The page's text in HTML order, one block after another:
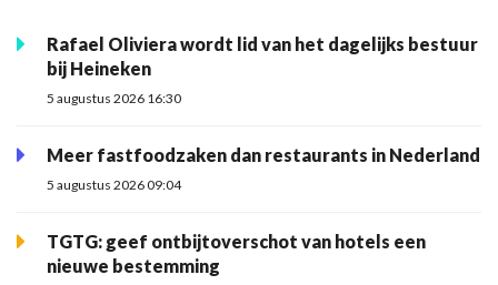
Rafael Oliviera wordt lid van het dagelijks bestuur
bij Heineken
5 augustus 2026 16:30
Meer fastfoodzaken dan restaurants in Nederland
5 augustus 2026 09:04
TGTG: geef ontbijtoverschot van hotels een
nieuwe bestemming